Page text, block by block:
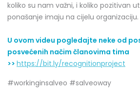
koliko su nam važni, i koliko pozitivan
ponašanje imaju na cijelu organizaciju.
U ovom videu pogledajte neke od
posvećenih načim članovima tima
>> https://bit.ly/recognitionproject
#workinginsalveo #salveoway